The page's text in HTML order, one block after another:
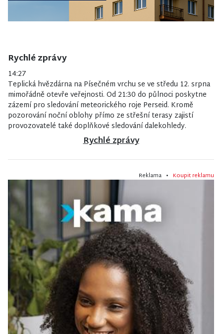
Rychlé zprávy
14:27
Teplická hvězdárna na Písečném vrchu se ve středu 12. srpna
mimořádně otevře veřejnosti. Od 21:30 do půlnoci poskytne
zázemí pro sledování meteorického roje Perseid. Kromě
pozorování noční oblohy přímo ze střešní terasy zajistí
provozovatelé také doplňkové sledování dalekohledy.
Rychlé zprávy
Reklama • Koupit reklamu